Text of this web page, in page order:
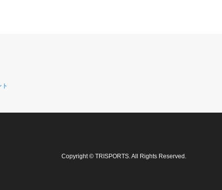
Copyright © TRISPORTS . All Rights Reserved.